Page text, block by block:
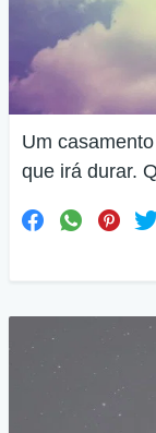
Um
que irá durar.